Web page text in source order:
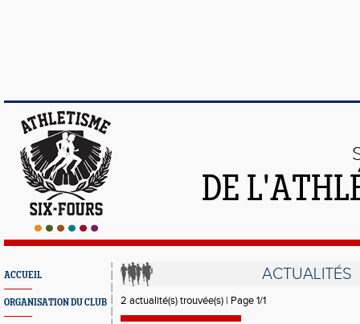
DE
ACCUEIL
ORGANISATION DU CLUB
ACTUALITÉS
2 actualité(s) trouvée(s) | Page 1/1